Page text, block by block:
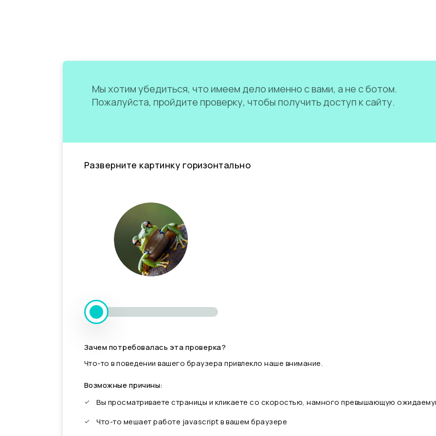
Мы хотим убедиться, что имеем дело именно с вами, а не с ботом.
Пожалуйста, пройдите проверку, чтобы получить доступ к сайту.
Разверните картинку горизонтально
Зачем потребовалась эта проверка?
Что-то в поведении вашего браузера привлекло наше внимание.
Возможные причины:
Вы просматриваете страницы и кликаете со скоростью, намного превышающую
Что-то мешает работе javascript в вашем браузере